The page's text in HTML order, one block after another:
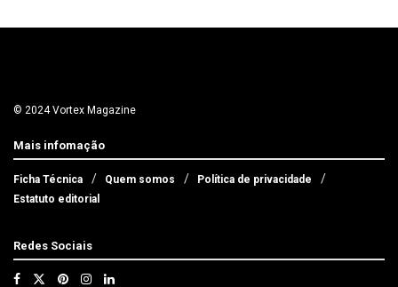
© 2024 Vortex Magazine
Mais infomação
Ficha Técnica Quem somos
Política de privacidade
Estatuto editorial
Redes Sociais